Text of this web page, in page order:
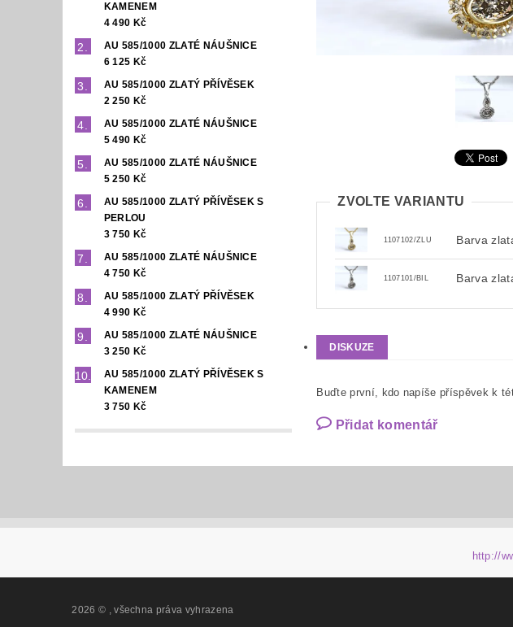
KAMENEM
4 490 Kč
AU 585/1000 ZLATÉ NÁUŠNICE
6 125 Kč
AU 585/1000 ZLATÝ PŘÍVĚSEK
2 250 Kč
AU 585/1000 ZLATÉ NÁUŠNICE
5 490 Kč
AU 585/1000 ZLATÉ NÁUŠNICE
5 250 Kč
AU 585/1000 ZLATÝ PŘÍVĚSEK S
PERLOU
3 750 Kč
AU 585/1000 ZLATÉ NÁUŠNICE
4 750 Kč
AU 585/1000 ZLATÝ PŘÍVĚSEK
4 990 Kč
AU 585/1000 ZLATÉ NÁUŠNICE
3 250 Kč
AU 585/1000 ZLATÝ PŘÍVĚSEK S
KAMENEM
3 750 Kč
ZVOLTE VARIANTU
1107102/ZLU Barva
1107101/BIL Barva
DISKUZE
Buďte první, kdo napíše příspěvek k
Přidat komentář
http://
2026 © , všechna práva vyhrazena